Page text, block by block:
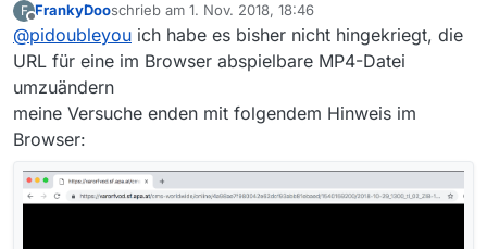
direkte Urls aus der Url der Playlist durch
textuelle Ersetzung bekommen
Wenn jemand die Logik für das ORF findet, baue
ich allerdings Möglichkeit gefunden, da die
…varorfvod.sf.apa.at/cms-worldwide/online/
/2018-10-21_1408_sd_02_Die-Wiener-
Alpe_____13992785__o__5996498665__s14383403_
Filmliste, da dieser am letzten Tag ausgestrahlt
wurde, an dem ORF noch mp4 geliefert hat.
F
Offline
FrankyDooschrieb am 1. Nov. 2018, 18:46
zuletzt editiert von
@pidoubleyou ich habe es bisher nicht hingekriegt, die
URL für eine im Browser abspielbare MP4-Datei
umzuändern
meine Versuche enden mit folgendem Hinweis im
Browser: